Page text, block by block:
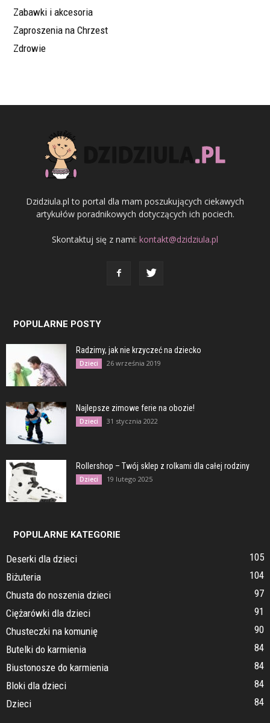
Zabawki i akcesoria
Zaproszenia na Chrzest
Zdrowie
Dzidziula.pl to portal dla mam poszukujących ciekawych
artykułów poradnikowych dotyczących ich pociech.
Skontaktuj się z nami: kontakt@dzidziula.pl
POPULARNE POSTY
Radzimy, jak nie krzyczeć na dziecko
Dzieci 26 września 2019
Najlepsze zimowe ferie na obozie!
Dzieci 31 stycznia 2022
Rollershop – Twój sklep z rolkami dla całej rodziny
Dzieci 19 lutego 2025
POPULARNE KATEGORIE
Deserki dla dzieci
105
Biżuteria
104
Chusta do noszenia dzieci
97
Ciężarówki dla dzieci
91
Chusteczki na komunię
90
Butelki do karmienia
84
Biustonosze do karmienia
84
Bloki dla dzieci
84
Dzieci
84